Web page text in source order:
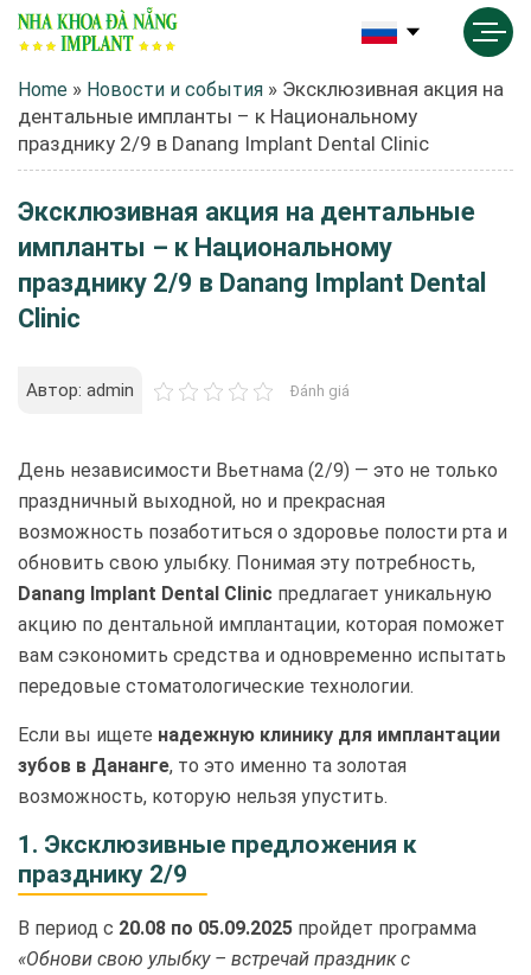
Home » Новости и события » Эксклюзивная акция на
дентальные импланты – к Национальному
празднику 2/9 в Danang Implant Dental Clinic
Эксклюзивная акция на дентальные
импланты – к Национальному
празднику 2/9 в Danang Implant Dental
Clinic
Автор: admin Đánh giá
День независимости Вьетнама (2/9) — это не только
праздничный выходной, но и прекрасная
возможность позаботиться о здоровье полости рта и
обновить свою улыбку. Понимая эту потребность,
Danang Implant Dental Clinic предлагает уникальную
акцию по дентальной имплантации, которая поможет
вам сэкономить средства и одновременно испытать
передовые стоматологические технологии.
Если вы ищете надежную клинику для имплантации
зубов в Дананге, то это именно та золотая
возможность, которую нельзя упустить.
1. Эксклюзивные предложения к
празднику 2/9
В период с 20.08 по 05.09.2025 пройдет программа
«Обнови свою улыбку – встречай праздник с